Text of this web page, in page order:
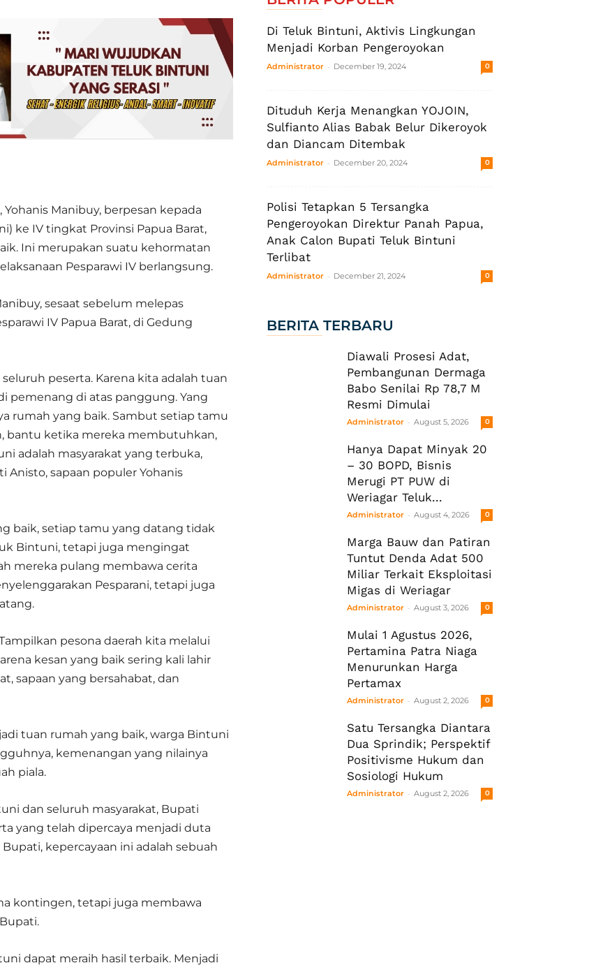
Manibuy, berpesan kepada
ke IV tingkat Provinsi Papua Barat,
Ini merupakan suatu kehormatan
Pesparawi IV berlangsung.
sesaat sebelum melepas
IV Papua Barat, di Gedung
peserta. Karena kita adalah tuan
pemenang di atas panggung. Yang
rumah yang baik. Sambut setiap tamu
bantu ketika mereka membutuhkan,
adalah masyarakat yang terbuka,
Anisto, sapaan populer Yohanis
baik, setiap tamu yang datang tidak
Bintuni, tetapi juga mengingat
mereka pulang membawa cerita
Pesparani, tetapi juga
pesona daerah kita melalui
kesan yang baik sering kali lahir
sapaan yang bersahabat, dan
tuan rumah yang baik, warga Bintuni
kemenangan yang nilainya
piala.
dan seluruh masyarakat, Bupati
yang telah dipercaya menjadi duta
kepercayaan ini adalah sebuah
kontingen, tetapi juga membawa
dapat meraih hasil terbaik. Menjadi
Di Teluk Bintuni, Aktivis Lingkungan
Menjadi Korban Pengeroyokan
Administrator - December 19, 2024 0
Dituduh Kerja Menangkan YOJOIN,
Sulfianto Alias Babak Belur Dikeroyok
dan Diancam Ditembak
Administrator - December 20, 2024 0
Polisi Tetapkan 5 Tersangka
Pengeroyokan Direktur Panah Papua,
Anak Calon Bupati Teluk Bintuni
Terlibat
Administrator - December 21, 2024 0
BERITA TERBARU
Diawali Prosesi Adat,
Pembangunan Dermaga
Babo Senilai Rp 78,7 M
Resmi Dimulai
Administrator - August 5, 2026 0
Hanya Dapat Minyak 20
– 30 BOPD, Bisnis
Merugi PT PUW di
Weriagar Teluk...
Administrator - August 4, 2026 0
Marga Bauw dan Patiran
Tuntut Denda Adat 500
Miliar Terkait Eksploitasi
Migas di Weriagar
Administrator - August 3, 2026 0
Mulai 1 Agustus 2026,
Pertamina Patra Niaga
Menurunkan Harga
Pertamax
Administrator - August 2, 2026 0
Satu Tersangka Diantara
Dua Sprindik; Perspektif
Positivisme Hukum dan
Sosiologi Hukum
Administrator - August 2, 2026 0